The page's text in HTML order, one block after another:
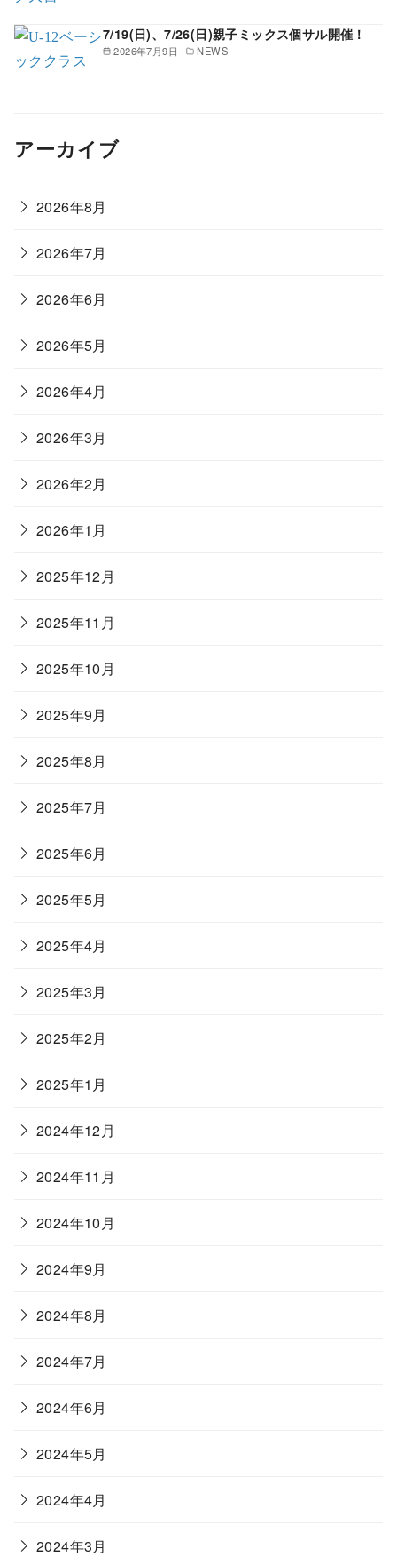
2026年7月9日 NEWS
7/19(日)、7/26(日)親子ミックス個サル開催！
アーカイブ
2026年8月
2026年7月
2026年6月
2026年5月
2026年4月
2026年3月
2026年2月
2026年1月
2025年12月
2025年11月
2025年10月
2025年9月
2025年8月
2025年7月
2025年6月
2025年5月
2025年4月
2025年3月
2025年2月
2025年1月
2024年12月
2024年11月
2024年10月
2024年9月
2024年8月
2024年7月
2024年6月
2024年5月
2024年4月
2024年3月